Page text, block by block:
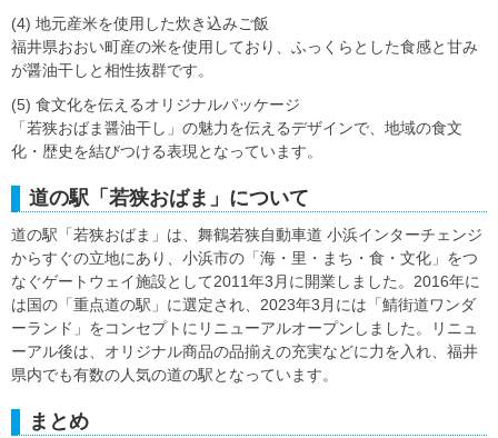
(4) 地元産米を使用した炊き込みご飯
福井県おおい町産の米を使用しており、ふっくらとした食感と甘み
が醤油干しと相性抜群です。
(5) 食文化を伝えるオリジナルパッケージ
「若狭おばま醤油干し」の魅力を伝えるデザインで、地域の食文
化・歴史を結びつける表現となっています。
道の駅「若狭おばま」について
道の駅「若狭おばま」は、舞鶴若狭自動車道 小浜インターチェンジ
からすぐの立地にあり、小浜市の「海・里・まち・食・文化」をつ
なぐゲートウェイ施設として2011年3月に開業しました。2016年に
は国の「重点道の駅」に選定され、2023年3月には「鯖街道ワンダ
ーランド」をコンセプトにリニューアルオープンしました。リニュ
ーアル後は、オリジナル商品の品揃えの充実などに力を入れ、福井
県内でも有数の人気の道の駅となっています。
まとめ